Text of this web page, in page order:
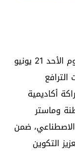
احتضن فندق النخيل بمدينة الناظور، يوم الأحد 21 يونيو
الترافع
أكاديمية
وماستر
الاصطناعي، ضمن
التكوين